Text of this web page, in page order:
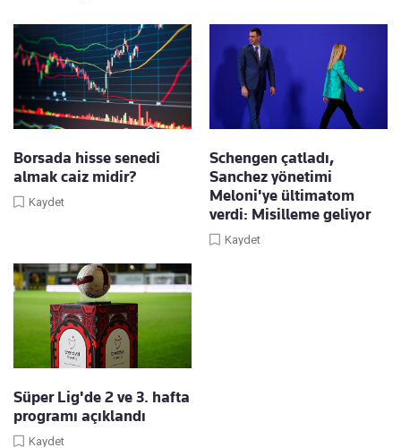
Borsada hisse senedi
almak caiz midir?
Kaydet
Schengen çatladı,
Sanchez yönetimi
Meloni'ye ültimatom
verdi: Misilleme geliyor
Kaydet
Süper Lig'de 2 ve 3. hafta
programı açıklandı
Kaydet